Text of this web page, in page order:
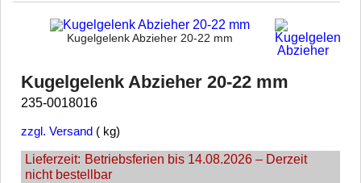
Kugelgelenk Abzieher 20-22 mm
Kugelgelenk Abzieher 20-22 mm
235-0018016
zzgl. Versand kg
Lieferzeit: Betriebsferien bis 14.08.2026 – Derzeit
nicht bestellbar